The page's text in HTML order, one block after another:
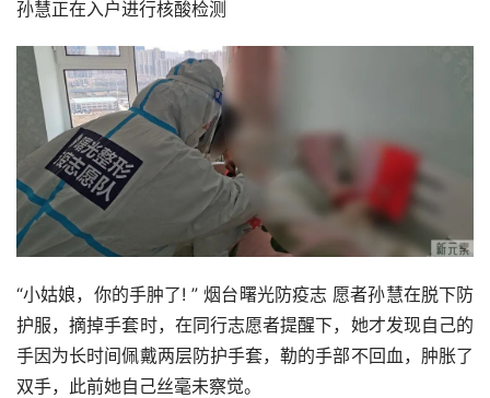
孙慧正在入户进行核酸检测
“小姑娘，你的手肿了! ” 烟台曙光防疫志 愿者孙慧在脱下防
护服，摘掉手套时，在同行志愿者提醒下，她才发现自己的
手因为长时间佩戴两层防护手套，勒的手部不回血，肿胀了
双手，此前她自己丝毫未察觉。